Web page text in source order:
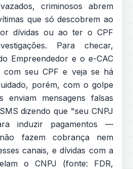
criminosos abrem
que só descobrem ao
dívidas ou ao ter o CPF
Para checar,
Empreendedor e o e-CAC
com seu CPF e veja se há
porém, com o golpe
enviam mensagens falsas
dizendo que "seu CNPJ
induzir pagamentos —
fazem cobrança nem
canais, e dívidas com a
o CNPJ (fonte: FDR,